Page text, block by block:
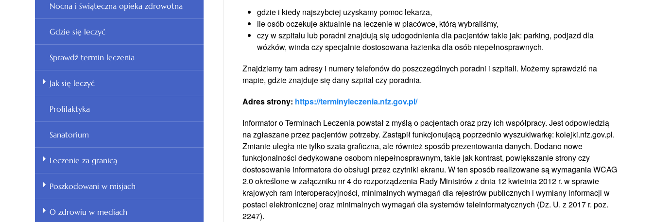
gdzie i kiedy najszybciej uzyskamy pomoc lekarza,
ile osób oczekuje aktualnie na leczenie w placówce, którą wybraliśmy,
czy w szpitalu lub poradni znajdują się udogodnienia dla pacjentów takie jak: parking, podjazd dla
wózków, winda czy specjalnie dostosowana łazienka dla osób niepełnosprawnych.
Znajdziemy tam adresy i numery telefonów do poszczególnych poradni i szpitali. Możemy sprawdzić na
mapie, gdzie znajduje się dany szpital czy poradnia.
Adres strony: https://terminyleczenia.nfz.gov.pl/
Informator o Terminach Leczenia powstał z myślą o pacjentach oraz przy ich współpracy. Jest odpowiedzią
na zgłaszane przez pacjentów potrzeby. Zastąpił funkcjonującą poprzednio wyszukiwarkę: kolejki.nfz.gov.pl.
Zmianie uległa nie tylko szata graficzna, ale również sposób prezentowania danych. Dodano nowe
funkcjonalności dedykowane osobom niepełnosprawnym, takie jak kontrast, powiększanie strony czy
dostosowanie informatora do obsługi przez czytniki ekranu. W ten sposób realizowane są wymagania WCAG
2.0 określone w załączniku nr 4 do rozporządzenia Rady Ministrów z dnia 12 kwietnia 2012 r. w sprawie
krajowych ram interoperacyjności, minimalnych wymagań dla rejestrów publicznych i wymiany informacji w
postaci elektronicznej oraz minimalnych wymagań dla systemów teleinformatycznych (Dz. U. z 2017 r. poz.
2247).
Nocna i świąteczna opieka zdrowotna
Gdzie się leczyć
Sprawdź termin leczenia
Jak się leczyć
Profilaktyka
Sanatorium
Leczenie za granicą
Poszkodowani w misjach
O zdrowiu w mediach